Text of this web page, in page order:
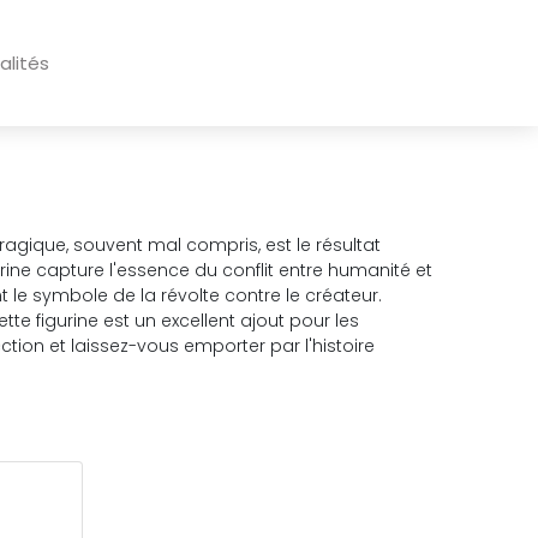
souvent mal compris, est le résultat
capture l'essence du conflit entre humanité et
le symbole de la révolte contre le créateur.
figurine est un excellent ajout pour les
et laissez-vous emporter par l'histoire